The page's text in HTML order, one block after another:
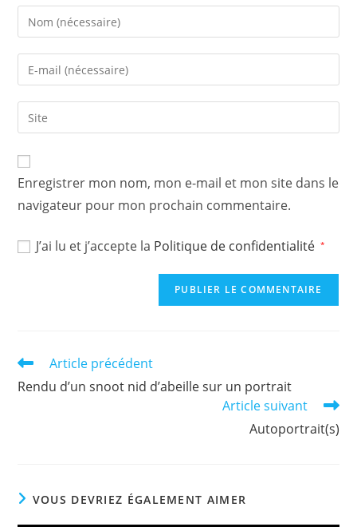
Enter
your
name
comment
Enter
your
email
address
Saisir
l’URL
votre
site
(facultatif)
Enregistrer mon nom, mon e-mail et mon site dans le
navigateur pour mon prochain commentaire.
J’ai lu et j’accepte la Politique de confidentialité *
Read
articles
Article précédent
Rendu d’un snoot nid d’abeille sur un portrait
Article suivant
Autoportrait(s)
VOUS DEVRIEZ ÉGALEMENT AIMER